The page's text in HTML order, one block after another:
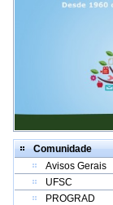
Comunidade
Avisos Gerais
UFSC
PROGRAD